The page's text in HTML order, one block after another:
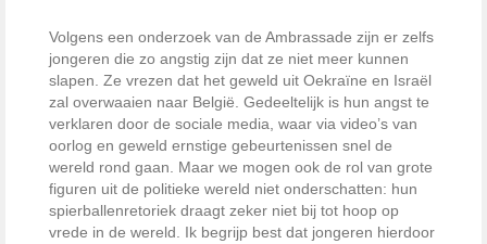
Volgens een onderzoek van de Ambrassade zijn er zelfs
jongeren die zo angstig zijn dat ze niet meer kunnen
slapen. Ze vrezen dat het geweld uit Oekraïne en Israël
zal overwaaien naar België. Gedeeltelijk is hun angst te
verklaren door de sociale media, waar via video’s van
oorlog en geweld ernstige gebeurtenissen snel de
wereld rond gaan. Maar we mogen ook de rol van grote
figuren uit de politieke wereld niet onderschatten: hun
spierballenretoriek draagt zeker niet bij tot hoop op
vrede in de wereld. Ik begrijp best dat jongeren hierdoor